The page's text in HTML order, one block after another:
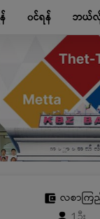
၀င်ရန် ဘယ်
လစာကြ
1 ဦး